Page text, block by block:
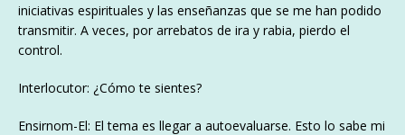
iniciativas espirituales y las enseñanzas que se me han podido
transmitir. A veces, por arrebatos de ira y rabia, pierdo el
control.
Interlocutor: ¿Cómo te sientes?
Ensirnom-El: El tema es llegar a autoevaluarse. Esto lo sabe mi